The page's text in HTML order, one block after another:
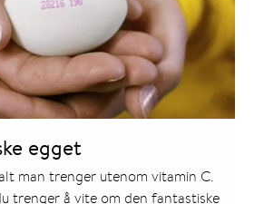
egget
man trenger utenom vitamin C.
trenger å vite om den fantastiske